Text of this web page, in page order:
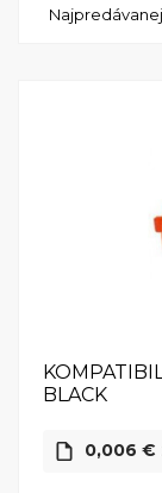
tiež podporuje
táto tlačiareň
tlačiť
LaserJet 1500
BLACK
0,006 €